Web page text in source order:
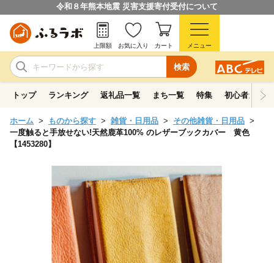
令和８年熊本地震 災害支援寄付受付について
検索
上限額 お気に入り カート メニュー
トップ ランキング 返礼品一覧 まち一覧 特集 初心者ガイド
ホーム ものから探す 雑貨・日用品
その他雑貨・日用品
一度触ると手放せない!天然鹿革100% のレザーブックカバー 黄色
【1453280】